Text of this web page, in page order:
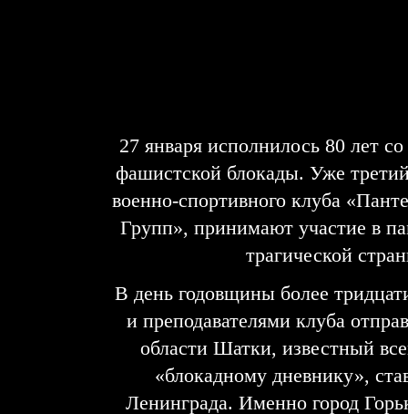
27 января исполнилось 80 лет
фашистской блокады. Уже
военно-спортивного клуба
Групп», принимают участие в
трагической
В день годовщины более
и преподавателями клуба
области Шатки, известный
«блокадному дневнику»,
Ленинграда. Именно город